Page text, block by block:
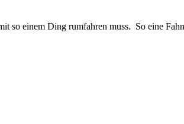
so einem Ding rumfahren muss. So eine